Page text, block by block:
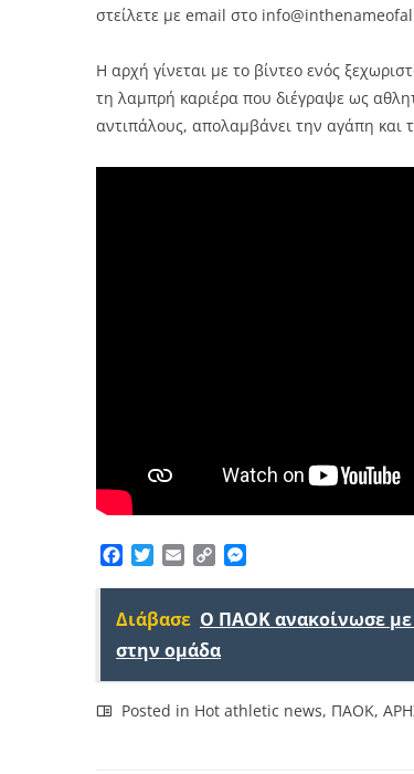
στείλετε με email στο
Η αρχή γίνεται με το βίντεο ενός
τη λαμπρή καριέρα που διέγραψε ως
αντιπάλους, απολαμβάνει την αγάπη
Facebook
TwitterEmailCopy
Διάβασε Ο ΠΑΟΚ ανακοίνωσε με
στην ομάδα
Posted in Hot athletic news, ΠΑΟΚ,